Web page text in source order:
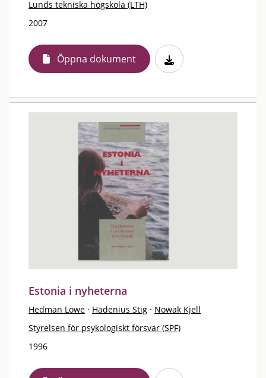
Lunds tekniska högskola (LTH)
2007
Öppna dokument
Estonia i nyheterna
Hedman Lowe · Hadenius Stig · Nowak Kjell
Styrelsen för psykologiskt försvar (SPF)
1996